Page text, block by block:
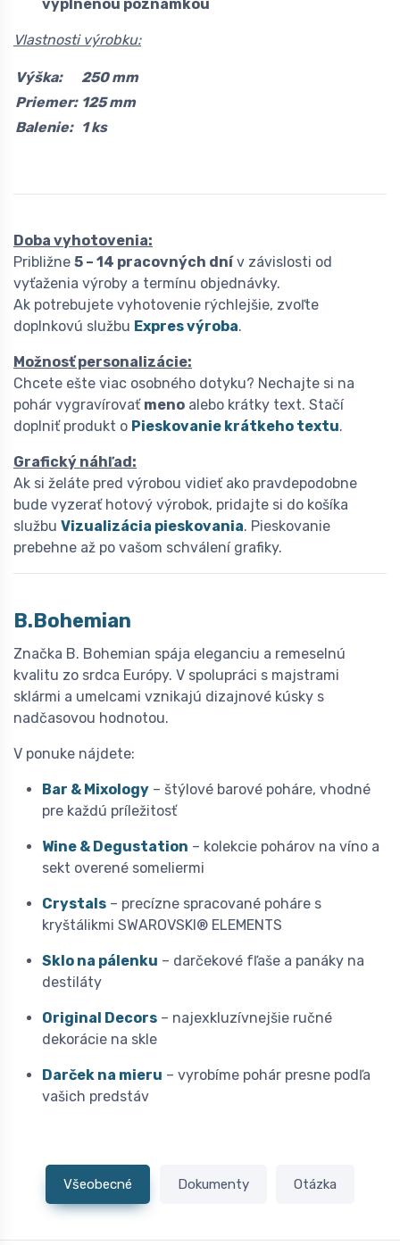
vyplnenou poznámkou
Vlastnosti výrobku:
Výška:
250 mm
Priemer: 125 mm
Balenie: 1 ks
Doba vyhotovenia:
Približne 5 – 14 pracovných dnív závislosti od
vyťaženia výroby a termínu objednávky.
Ak potrebujete vyhotovenie rýchlejšie, zvoľte
doplnkovú službu Expres výroba.
Možnosť personalizácie:
Chcete ešte viac osobného dotyku? Nechajte si na
pohár vygravírovať meno alebo krátky text. Stačí
doplniť produkt o Pieskovanie krátkeho textu.
Grafický náhľad:
Ak si želáte pred výrobou vidieť ako pravdepodobne
bude vyzerať hotový výrobok, pridajte si do košíka
službu Vizualizácia pieskovania. Pieskovanie
prebehne až po vašom schválení grafiky.
B.Bohemian
Značka B. Bohemian spája eleganciu a remeselnú
kvalitu zo srdca Európy. V spolupráci s majstrami
sklármi a umelcami vznikajú dizajnové kúsky s
nadčasovou hodnotou.
V ponuke nájdete:
Bar & Mixology – štýlové barové poháre, vhodné
pre každú príležitosť
Wine & Degustation – kolekcie pohárov na víno a
sekt overené someliermi
Crystals – precízne spracované poháre s
kryštálikmi SWAROVSKI® ELEMENTS
Sklo na pálenku – darčekové fľaše a panáky na
destiláty
Original Decors – najexkluzívnejšie ručné
dekorácie na skle
Darček na mieru – vyrobíme pohár presne podľa
vašich predstáv
Všeobecné Dokumenty Otázka